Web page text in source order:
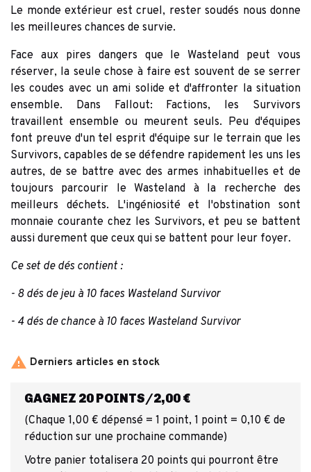
Le monde extérieur est cruel, rester soudés nous donne
les meilleures chances de survie.
Face aux pires dangers que le Wasteland peut vous
réserver, la seule chose à faire est souvent de se serrer
les coudes avec un ami solide et d'affronter la situation
ensemble. Dans Fallout: Factions, les Survivors
travaillent ensemble ou meurent seuls. Peu d'équipes
font preuve d'un tel esprit d'équipe sur le terrain que les
Survivors, capables de se défendre rapidement les uns les
autres, de se battre avec des armes inhabituelles et de
toujours parcourir le Wasteland à la recherche des
meilleurs déchets. L'ingéniosité et l'obstination sont
monnaie courante chez les Survivors, et peu se battent
aussi durement que ceux qui se battent pour leur foyer.
Ce set de dés contient :
- 8 dés de jeu à 10 faces Wasteland Survivor
- 4 dés de chance à 10 faces Wasteland Survivor
 Derniers articles en stock
GAGNEZ 20 POINTS/2,00 €
(Chaque 1,00 € dépensé = 1 point, 1 point = 0,10 € de
réduction sur une prochaine commande)
Votre panier totalisera 20 points qui pourront être